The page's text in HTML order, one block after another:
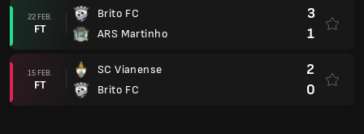
22 FEB.
FT
Brito FC
ARS Martinho
3
1
15 FEB.
FT
SC Vianense
Brito FC
2
0